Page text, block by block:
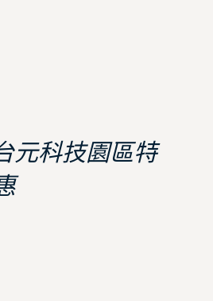
元科技園區特